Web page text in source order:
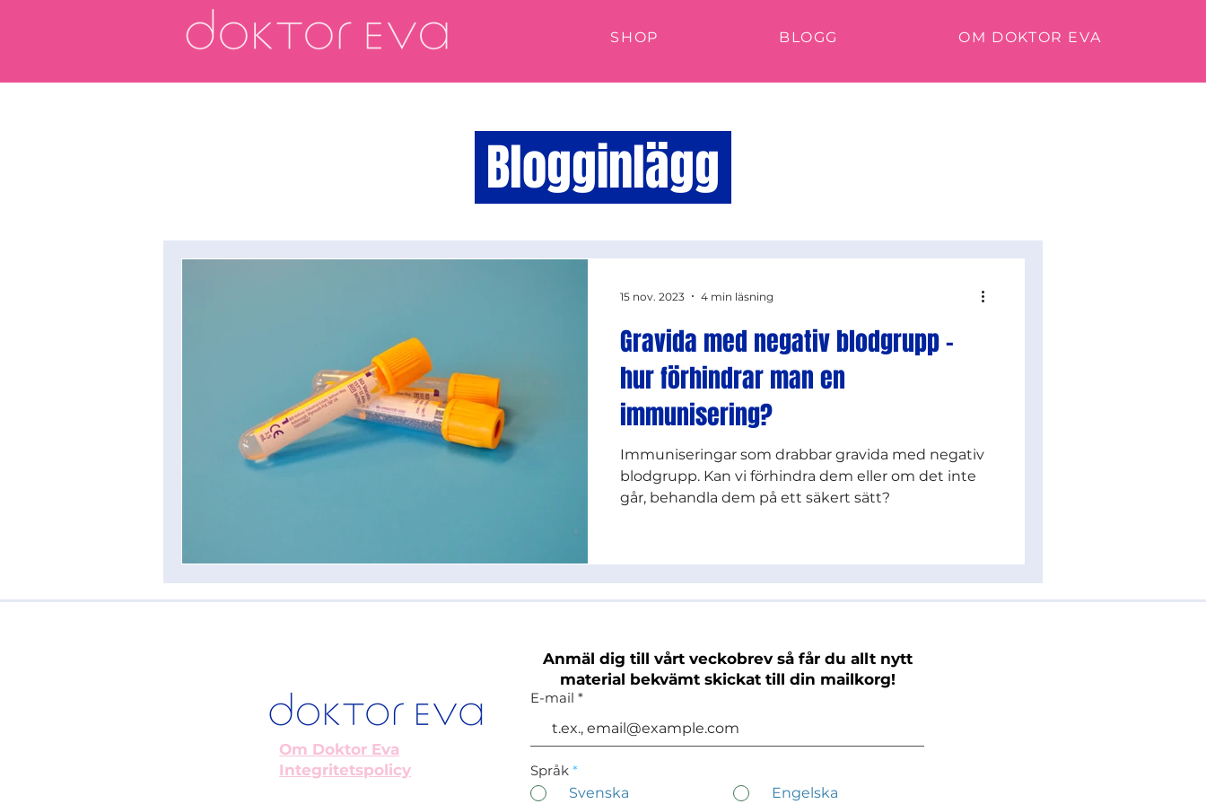
SHOP BLOGG OM DOKTOR EVA
Blogginlägg
Gravida med negativ blodgrupp -
hur förhindrar man en
immunisering?
Immuniseringar som drabbar gravida med negativ
blodgrupp. Kan vi förhindra dem eller om det inte
går, behandla dem på ett säkert sätt?
15 nov. 2023 4 min läsning
Om Doktor Eva
Integritetspolicy
Anmäl dig till vårt veckobrev så får du allt nytt
material bekvämt skickat till din mailkorg!
E-mail
Språk *
Svenska
Engelska